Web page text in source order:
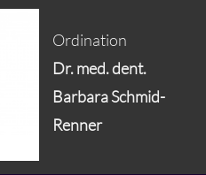
Ordination
Dr. med. dent.
Barbara Schmid-
Renner